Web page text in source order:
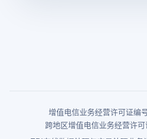
增值电信业务经营许可证编
跨地区增值电信业务经营许